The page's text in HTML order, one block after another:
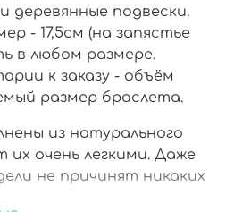
деревянные подвески.
- 17,5см (на запястье
в любом размере.
к заказу - объём
размер браслета.
из натурального
их очень легкими. Даже
не причинят никаких